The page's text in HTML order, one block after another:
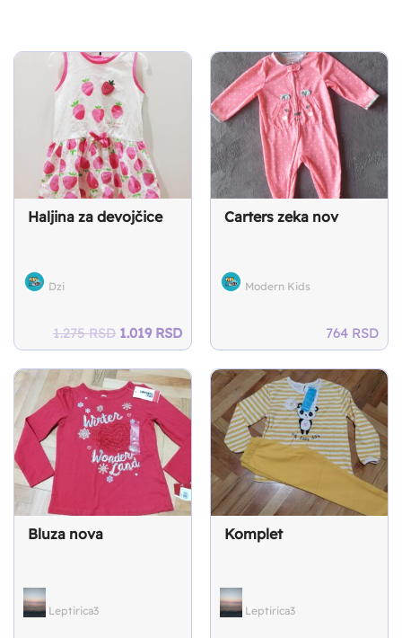
Haljina za devojčice
Dzi
1.275RSD Original
price
was:
1.275 RSD.
1.019 RSDCurrent
price
is:
1.019 RSD.
Carters zeka nov
Modern Kids
764 RSD
Bluza nova
Leptirica3
Komplet
Leptirica3